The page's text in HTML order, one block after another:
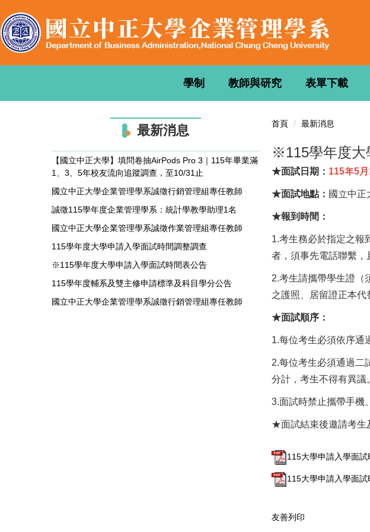
到
主
要
學制 教師與研究 表單下載
最新消息
【國立中正大學】填問卷抽AirPods Pro 3｜115年畢業滿
1、3、5年校友流向追蹤調查，至10/31止
國立中正大學企業管理學系誠徵行銷管理組專任教師
誠徵115學年度企業管理學系：統計學教學助理1名
國立中正大學企業管理學系誠徵作業管理組專任教師
115學年度大學申請入學面試時間調整調查
※115學年度大學申請入學面試時間表公告
115學年度輔系及雙主修申請標準及科目學分公告
國立中正大學企業管理學系誠徵行銷管理組專任教師
首頁 最新消息
※115學年度大
★面試日期： 115年5
★面試地點： 國立中正
★報到時間：
1.考生務必於指定之報
者，須事先電話聯繫，
2.考生請攜帶學生證（
之護照、居留證正本代
★面試順序：
1.每位考生必須依序通
2.每位考生必須通過二
分計，考生不得有異議
3.面試時禁止攜帶手機
★面試結束後邀請考生
115大學申請入學面
115大學申請入學面
友善列印